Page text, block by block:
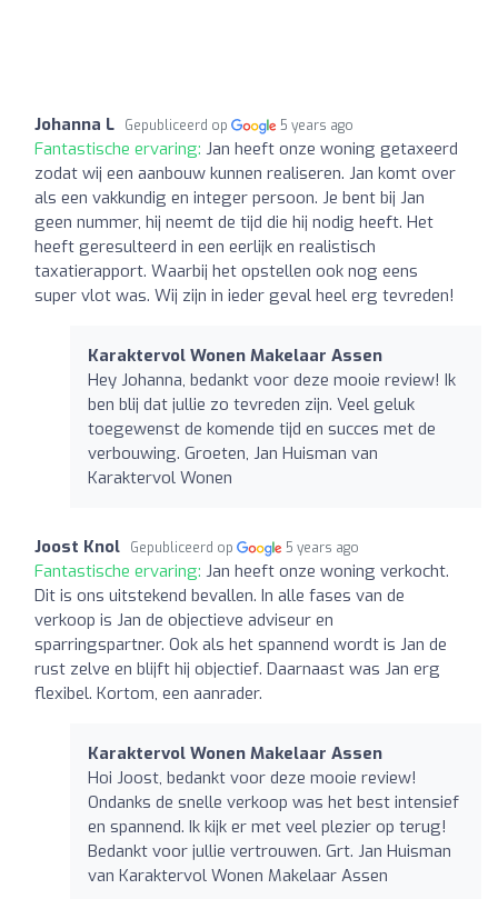
Johanna L Gepubliceerd op 5 years ago
Fantastische ervaring: Jan heeft onze woning getaxeerd
zodat wij een aanbouw kunnen realiseren. Jan komt over
als een vakkundig en integer persoon. Je bent bij Jan
geen nummer, hij neemt de tijd die hij nodig heeft. Het
heeft geresulteerd in een eerlijk en realistisch
taxatierapport. Waarbij het opstellen ook nog eens
super vlot was. Wij zijn in ieder geval heel erg tevreden!
Karaktervol Wonen Makelaar Assen
Hey Johanna, bedankt voor deze mooie review! Ik
ben blij dat jullie zo tevreden zijn. Veel geluk
toegewenst de komende tijd en succes met de
verbouwing. Groeten, Jan Huisman van
Karaktervol Wonen
Joost Knol Gepubliceerd op 5 years ago
Fantastische ervaring: Jan heeft onze woning verkocht.
Dit is ons uitstekend bevallen. In alle fases van de
verkoop is Jan de objectieve adviseur en
sparringspartner. Ook als het spannend wordt is Jan de
rust zelve en blijft hij objectief. Daarnaast was Jan erg
flexibel. Kortom, een aanrader.
Karaktervol Wonen Makelaar Assen
Hoi Joost, bedankt voor deze mooie review!
Ondanks de snelle verkoop was het best intensief
en spannend. Ik kijk er met veel plezier op terug!
Bedankt voor jullie vertrouwen. Grt. Jan Huisman
van Karaktervol Wonen Makelaar Assen